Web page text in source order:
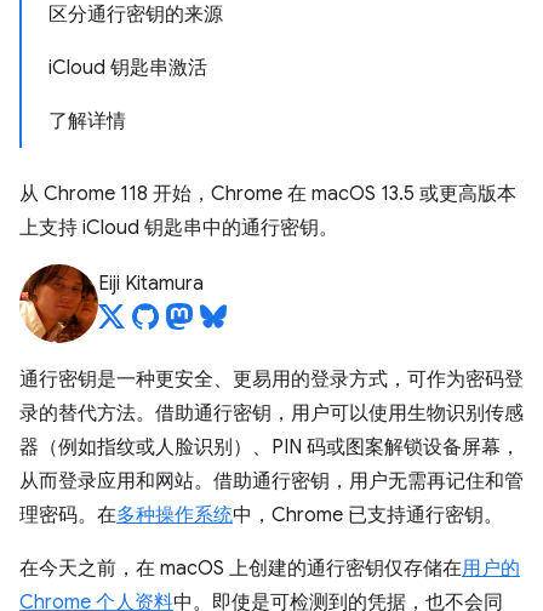
区分通行密钥的来源
iCloud 钥匙串激活
了解详情
从 Chrome 118 开始，Chrome 在 macOS 13.5 或更高版本
上支持 iCloud 钥匙串中的通行密钥。
Eiji Kitamura
通行密钥是一种更安全、更易用的登录方式，可作为密码登
录的替代方法。借助通行密钥，用户可以使用生物识别传感
器（例如指纹或人脸识别）、PIN 码或图案解锁设备屏幕，
从而登录应用和网站。借助通行密钥，用户无需再记住和管
理密码。在多种操作系统中，Chrome 已支持通行密钥。
在今天之前，在 macOS 上创建的通行密钥仅存储在用户的
Chrome 个人资料中。即使是可检测到的凭据，也不会同